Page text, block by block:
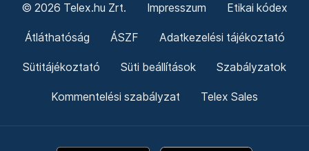
© 2026 Telex.hu Zrt. Impresszum Etikai kódex
Átláthatóság ÁSZF Adatkezelési tájékoztató
Sütitájékoztató Süti beállítások Szabályzatok
Kommentelési szabályzat Telex Sales